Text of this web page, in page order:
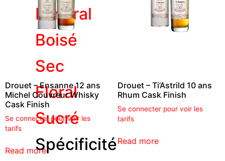
Minéral
Boisé
Sec
Floral
Sucré
Spécificité
Drouet – Ensanne 12 ans
Michel Couvreur Whisky
Cask Finish
Se connecter pour voir les
tarifs
Read more
Drouet – Ti’Astrild 10 ans
Rhum Cask Finish
Se connecter pour voir les
tarifs
Read more